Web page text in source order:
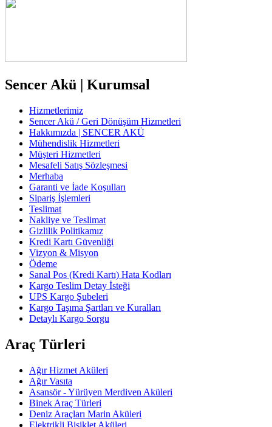
Sencer Akü | Kurumsal
Hizmetlerimiz
Sencer Akü / Geri Dönüşüm Hizmetleri
Hakkımızda | SENCER AKÜ
Mühendislik Hizmetleri
Müşteri Hizmetleri
Mesafeli Satış Sözleşmesi
Merhaba
Garanti ve İade Koşulları
Sipariş İşlemleri
Teslimat
Nakliye ve Teslimat
Gizlilik Politikamız
Kredi Kartı Güvenliği
Vizyon & Misyon
Ödeme
Sanal Pos (Kredi Kartı) Hata Kodları
Kargo Teslim Detay İsteği
UPS Kargo Şubeleri
Kargo Taşıma Şartları ve Kuralları
Detaylı Kargo Sorgu
Araç Türleri
Ağır Hizmet Aküleri
Ağır Vasıta
Asansör - Yürüyen Merdiven Aküleri
Binek Araç Türleri
Deniz Araçları Marin Aküleri
Elektrikli Bisiklet Aküleri